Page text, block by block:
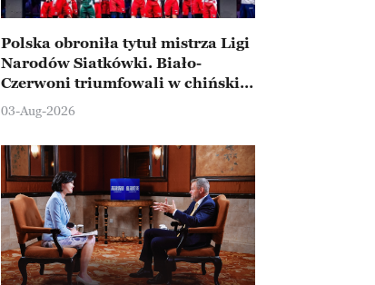
Polska obroniła tytuł mistrza Ligi
Narodów Siatkówki. Biało-
Czerwoni triumfowali w chińskim
Ningbo
03-Aug-2026